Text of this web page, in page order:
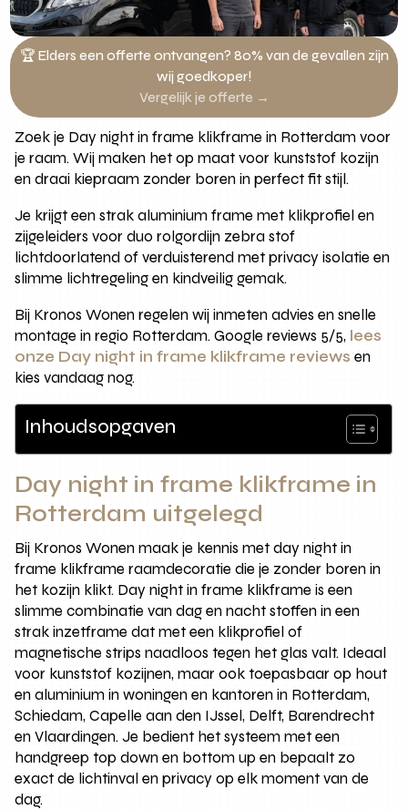
🏆 Elders een offerte ontvangen? 80% van de gevallen zijn
wij goedkoper!
Vergelijk je offerte →
Zoek je Day night in frame klikframe in Rotterdam voor
je raam. Wij maken het op maat voor kunststof kozijn
en draai kiepraam zonder boren in perfect fit stijl.
Je krijgt een strak aluminium frame met klikprofiel en
zijgeleiders voor duo rolgordijn zebra stof
lichtdoorlatend of verduisterend met privacy isolatie en
slimme lichtregeling en kindveilig gemak.
Bij Kronos Wonen regelen wij inmeten advies en snelle
montage in regio Rotterdam. Google reviews 5/5, lees
onze Day night in frame klikframe reviews en
kies vandaag nog.
Inhoudsopgaven
Day night in frame klikframe in
Rotterdam uitgelegd
Bij Kronos Wonen maak je kennis met day night in
frame klikframe raamdecoratie die je zonder boren in
het kozijn klikt. Day night in frame klikframe is een
slimme combinatie van dag en nacht stoffen in een
strak inzetframe dat met een klikprofiel of
magnetische strips naadloos tegen het glas valt. Ideaal
voor kunststof kozijnen, maar ook toepasbaar op hout
en aluminium in woningen en kantoren in Rotterdam,
Schiedam, Capelle aan den IJssel, Delft, Barendrecht
en Vlaardingen. Je bedient het systeem met een
handgreep top down en bottom up en bepaalt zo
exact de lichtinval en privacy op elk moment van de
dag.